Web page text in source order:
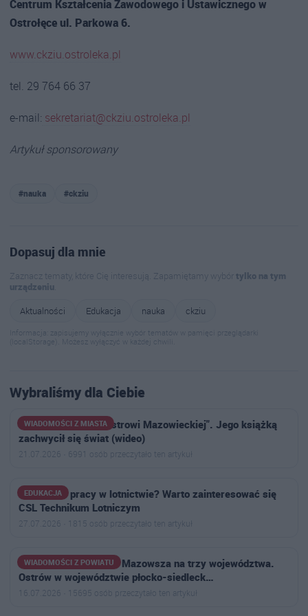
Centrum Kształcenia Zawodowego i Ustawicznego w
Ostrołęce ul. Parkowa 6.
www.ckziu.ostroleka.pl
tel. 29 764 66 37
e-mail: sekretariat@ckziu.ostroleka.pl
Artykuł sponsorowany
#nauka #ckziu
Dopasuj dla mnie
Zaznacz tematy, które Cię interesują. Zapamiętamy wybórtylko na tym
urządzeniu.
Aktualności
Edukacja nauka ckziu
Informacja: zapisujemy wyłącznie wybór tematów w pamięci przeglądarki
(localStorage). Możesz wyłączyć w każdej chwili.
Wybraliśmy dla Ciebie
WIADOMOŚCI Z MIASTA
"Zwykły chłopak z Ostrowi Mazowieckiej". Jego książką
zachwycił się świat (wideo)
21.07.2026 · 6991 osób przeczytało ten artykuł
EDUKACJA
Marzysz o pracy w lotnictwie? Warto zainteresować się
CSL Technikum Lotniczym
27.07.2026 · 1815 osób przeczytało ten artykuł
WIADOMOŚCI Z POWIATU
Powstał plan podziału Mazowsza na trzy województwa.
Ostrów w województwie płocko-siedleck…
16.07.2026 · 15695 osób przeczytało ten artykuł